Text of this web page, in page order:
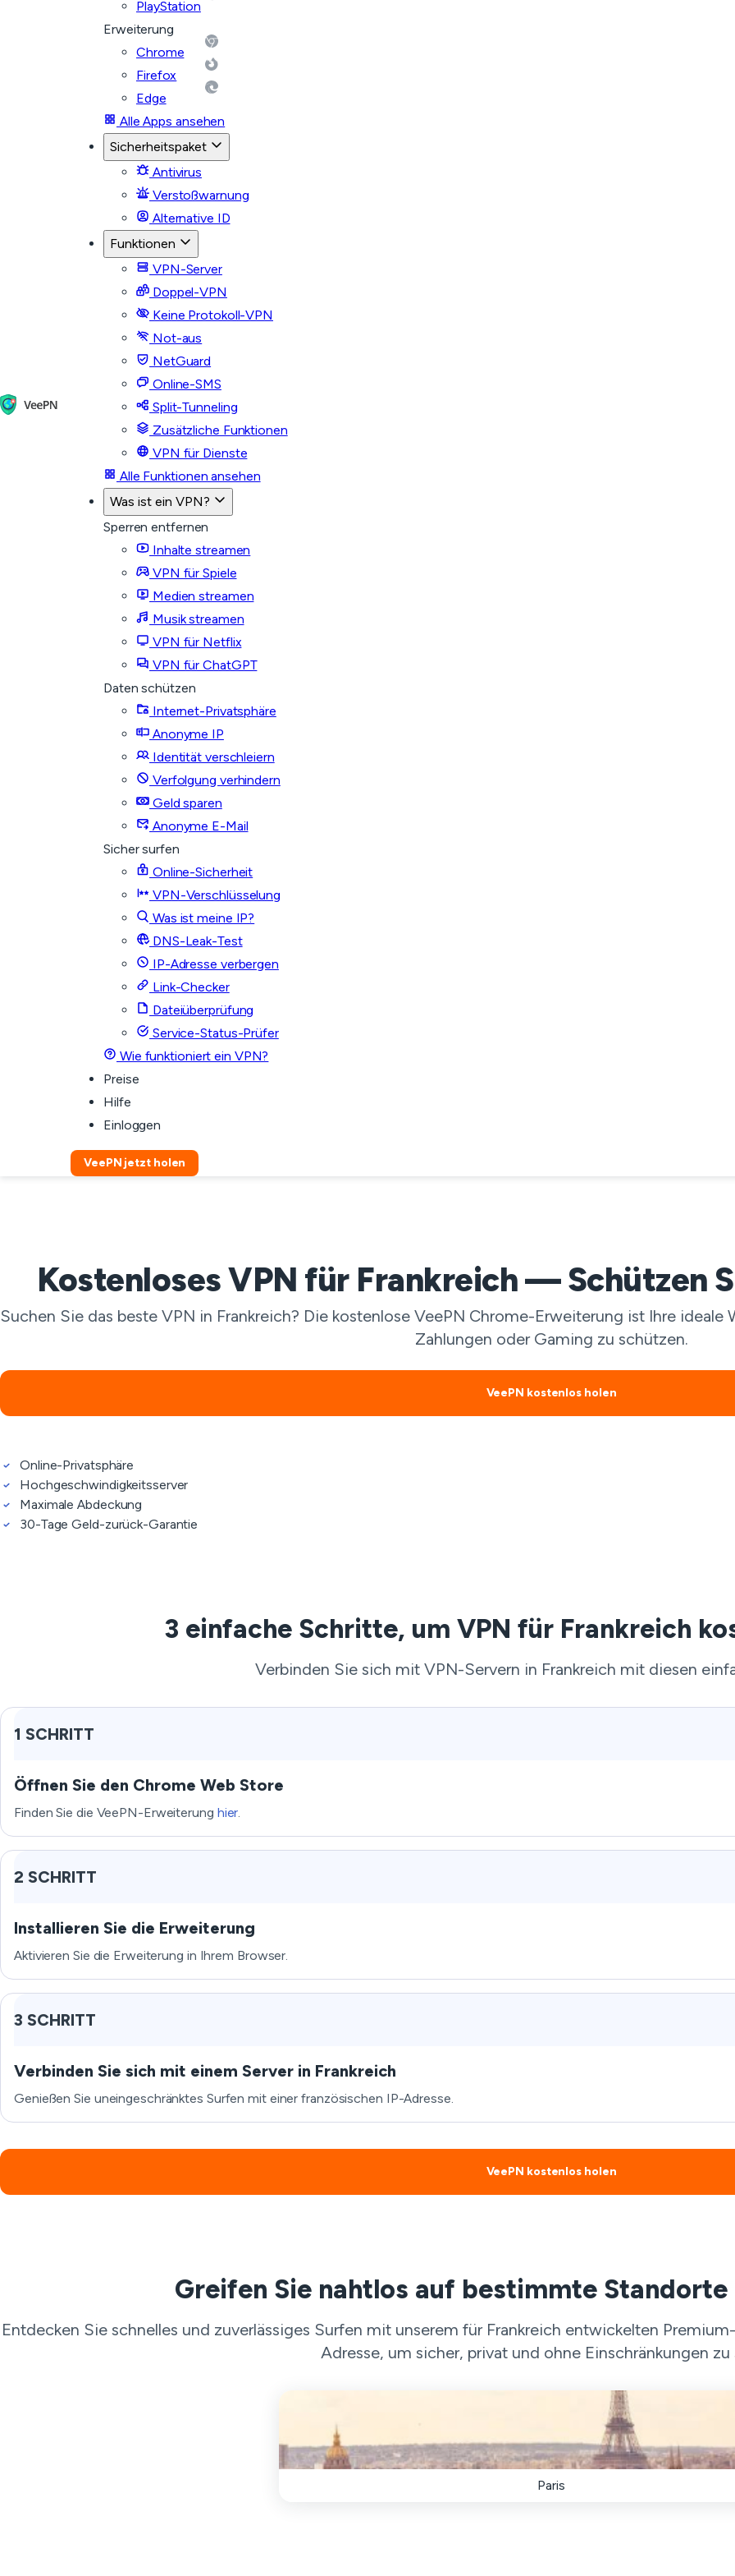
PlayStation
Erweiterung
Chrome
Firefox
Edge
Alle Apps ansehen
Sicherheitspaket
Antivirus
Verstoßwarnung
Alternative ID
Funktionen
VPN-Server
Doppel-VPN
Keine Protokoll-VPN
Not-aus
NetGuard
Online-SMS
Split-Tunneling
Zusätzliche Funktionen
VPN für Dienste
Alle Funktionen ansehen
Was ist ein VPN?
Sperren entfernen
Inhalte streamen
VPN für Spiele
Medien streamen
Musik streamen
VPN für Netflix
VPN für ChatGPT
Daten schützen
Internet-Privatsphäre
Anonyme IP
Identität verschleiern
Verfolgung verhindern
Geld sparen
Anonyme E-Mail
Sicher surfen
Online-Sicherheit
VPN-Verschlüsselung
Was ist meine IP?
DNS-Leak-Test
IP-Adresse verbergen
Link-Checker
Dateiüberprüfung
Service-Status-Prüfer
Wie funktioniert ein VPN?
Preise
Hilfe
Einloggen
VeePN jetzt holen
Kostenloses VPN für Frankreich — Schützen
Suchen Sie das beste VPN in Frankreich? Die kostenlose VeePN Chrome-Erweiterung ist Ihre
Zahlungen oder Gaming zu schützen.
VeePN kostenlos holen
Online-Privatsphäre
Hochgeschwindigkeitsserver
Maximale Abdeckung
30-Tage Geld-zurück-Garantie
3 einfache Schritte, um VPN für Frankreich
Verbinden Sie sich mit VPN-Servern in Frankreich mit diesen
1 SCHRITT
Öffnen Sie den Chrome Web Store
Finden Sie die VeePN-Erweiterung hier.
2 SCHRITT
Installieren Sie die Erweiterung
Aktivieren Sie die Erweiterung in Ihrem Browser.
3 SCHRITT
Verbinden Sie sich mit einem Server in Frankreich
Genießen Sie uneingeschränktes Surfen mit einer französischen IP-Adresse.
VeePN kostenlos holen
Greifen Sie nahtlos auf bestimmte Standorte
Entdecken Sie schnelles und zuverlässiges Surfen mit unserem für Frankreich entwickelten
Adresse, um sicher, privat und ohne Einschränkungen zu
Paris